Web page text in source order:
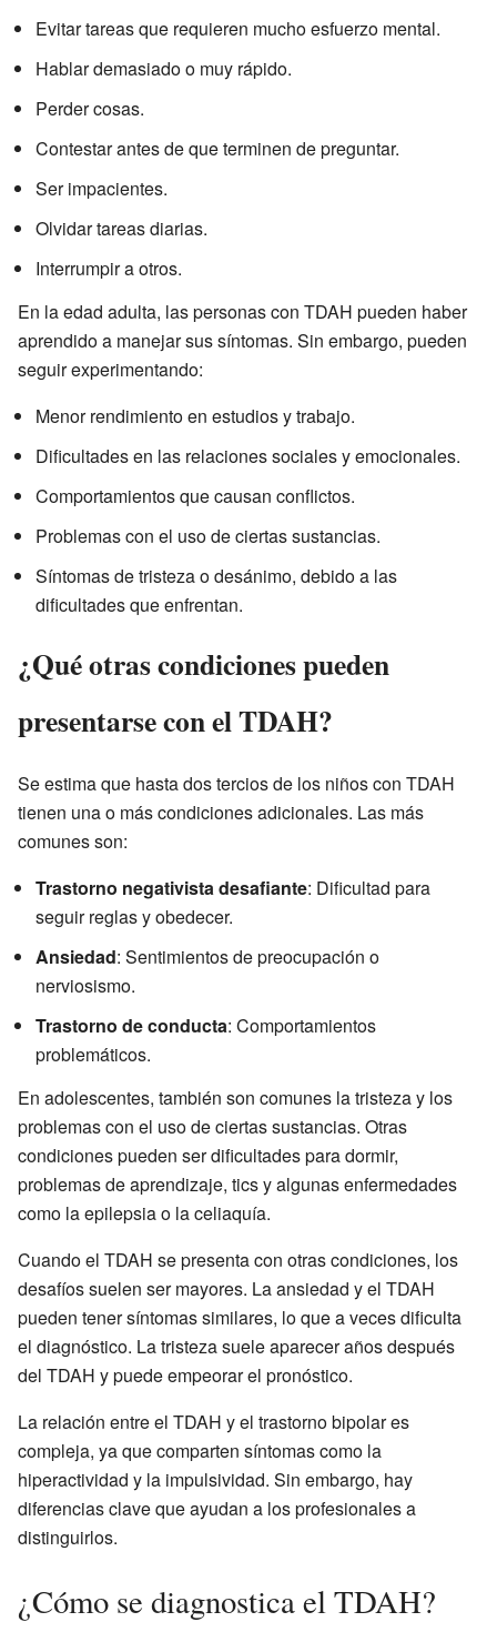
Evitar tareas que requieren mucho esfuerzo mental.
Hablar demasiado o muy rápido.
Perder cosas.
Contestar antes de que terminen de preguntar.
Ser impacientes.
Olvidar tareas diarias.
Interrumpir a otros.
En la edad adulta, las personas con TDAH pueden haber
aprendido a manejar sus síntomas. Sin embargo, pueden
seguir experimentando:
Menor rendimiento en estudios y trabajo.
Dificultades en las relaciones sociales y emocionales.
Comportamientos que causan conflictos.
Problemas con el uso de ciertas sustancias.
Síntomas de tristeza o desánimo, debido a las
dificultades que enfrentan.
¿Qué otras condiciones pueden
presentarse con el TDAH?
Se estima que hasta dos tercios de los niños con TDAH
tienen una o más condiciones adicionales. Las más
comunes son:
Trastorno negativista desafiante: Dificultad para
seguir reglas y obedecer.
Ansiedad: Sentimientos de preocupación o
nerviosismo.
Trastorno de conducta: Comportamientos
problemáticos.
En adolescentes, también son comunes la tristeza y los
problemas con el uso de ciertas sustancias. Otras
condiciones pueden ser dificultades para dormir,
problemas de aprendizaje, tics y algunas enfermedades
como la epilepsia o la celiaquía.
Cuando el TDAH se presenta con otras condiciones, los
desafíos suelen ser mayores. La ansiedad y el TDAH
pueden tener síntomas similares, lo que a veces dificulta
el diagnóstico. La tristeza suele aparecer años después
del TDAH y puede empeorar el pronóstico.
La relación entre el TDAH y el trastorno bipolar es
compleja, ya que comparten síntomas como la
hiperactividad y la impulsividad. Sin embargo, hay
diferencias clave que ayudan a los profesionales a
distinguirlos.
¿Cómo se diagnostica el TDAH?